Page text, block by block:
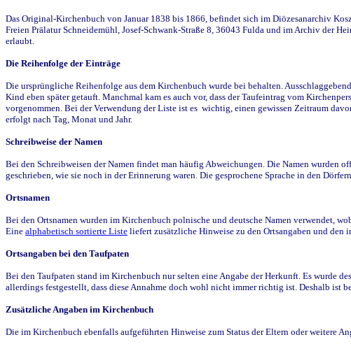
Das Original-Kirchenbuch von Januar 1838 bis 1866, befindet sich im Diözesanarchiv
Freien Prälatur Schneidemühl, Josef-Schwank-Straße 8, 36043 Fulda und im Archiv der
erlaubt.
Die Reihenfolge der Einträge
Die ursprüngliche Reihenfolge aus dem Kirchenbuch wurde bei behalten.
Kind eben später getauft. Manchmal kam es auch vor, dass der Taufeintrag vom
vorgenommen. Bei der Verwendung der Liste ist es wichtig, einen gewissen Zeitraum
erfolgt nach Tag, Monat und Jahr.
Schreibweise der Namen
Bei den Schreibweisen der Namen findet man häufig Abweichungen. Die Namen wurden
geschrieben, wie sie noch in der Erinnerung waren. Die gesprochene Sprache in den
Ortsnamen
Bei den Ortsnamen wurden im Kirchenbuch polnische und deutsche Namen verwendet,
Eine alphabetisch sortierte Liste liefert zusätzliche Hinweise zu den Ortsangaben und den
Ortsangaben bei den Taufpaten
Bei den Taufpaten stand im Kirchenbuch nur selten eine Angabe der Herkunft. Es wurde
allerdings festgestellt, dass diese Annahme doch wohl nicht immer richtig ist. Deshalb ist
Zusätzliche Angaben im Kirchenbuch
Die im Kirchenbuch ebenfalls aufgeführten Hinweise zum Status der Eltern oder weitere